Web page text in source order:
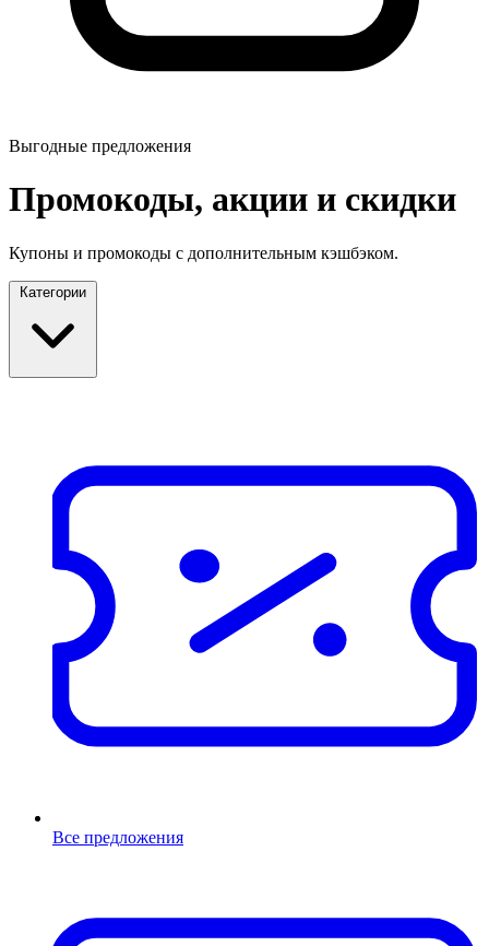
Выгодные предложения
Промокоды, акции и скидки
Купоны и промокоды с дополнительным кэшбэком.
Категории
Все предложения